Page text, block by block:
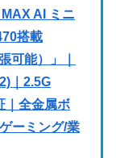
AI ミニ
搭載
可能）」｜
｜2.5G
｜全金属ボ
ーミング/業